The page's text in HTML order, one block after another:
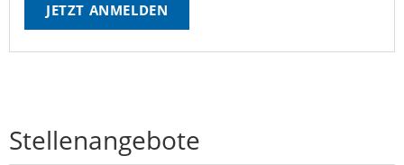
JETZT ANMELDEN
Stellenangebote